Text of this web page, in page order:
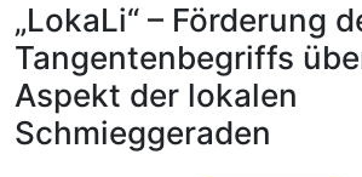
FAQ
Leitlinien
Zurück zur Startseite
„LokaLi“ – Förderung
Tangentenbegriffs
Aspekt der lokalen
Schmieggeraden